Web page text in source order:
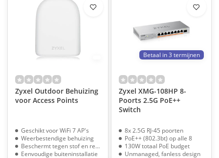
Zyxel Outdoor Behuizing
voor Access Points
Geschikt voor WiFi 7 AP's
Weerbestendige behuizing
Beschermt tegen stof en regen
Eenvoudige buiteninstallatie
Betaal in 3 termijnen
Zyxel XMG-108HP 8-
Poorts 2.5G PoE++
Switch
8x 2.5G RJ-45 poorten
PoE++ (802.3bt) op alle 8
130W totaal PoE budget
Unmanaged, fanless design